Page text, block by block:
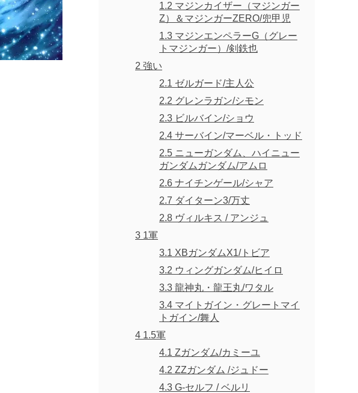
1.2 マジンカイザー（マジンガー
Z）＆マジンガーZERO/兜甲児
1.3 マジンエンペラーG（グレー
トマジンガー）/剣鉄也
2 強い
2.1 ゼルガード/主人公
2.2 グレンラガン/シモン
2.3 ビルバイン/ショウ
2.4 サーバイン/マーベル・トッド
2.5 ニューガンダム、ハイニュー
ガンダムガンダム/アムロ
2.6 ナイチンゲール/シャア
2.7 ダイターン3/万丈
2.8 ヴィルキス / アンジュ
3 1軍
3.1 XBガンダムX1/トビア
3.2 ウィングガンダム/ヒイロ
3.3 龍神丸・龍王丸/ワタル
3.4 マイトガイン・グレートマイ
トガイン/舞人
4 1.5軍
4.1 Zガンダム/カミーユ
4.2 ZZガンダム /ジュドー
4.3 G-セルフ / ベルリ